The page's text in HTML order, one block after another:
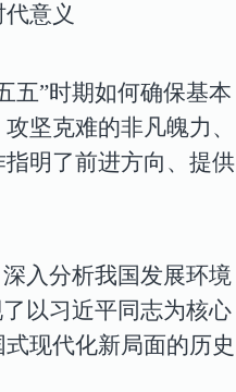
意义
五”时期如何确保基本
坚克难的非凡魄力、
明了前进方向、提供
入分析我国发展环境
以习近平同志为核心
现代化新局面的历史